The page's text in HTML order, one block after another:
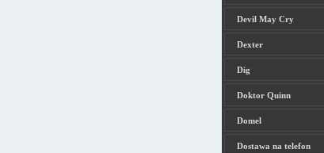
Devil May Cry
Dexter
Dig
Doktor Quinn
Domel
Dostawa na telefon